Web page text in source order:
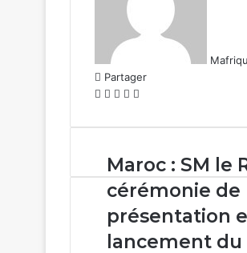
Partager
Facebook
X Linkedin
WhatsApp
email
Maroc :
SM
le
Roi
préside
la
Maroc : SM le
cérémonie de
présentation
lancement